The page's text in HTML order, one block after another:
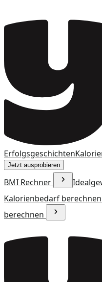
Erfolgsgeschichten
Jetzt ausprobieren
BMI Rechner
Kalorienbedarf berechnen
berechnen